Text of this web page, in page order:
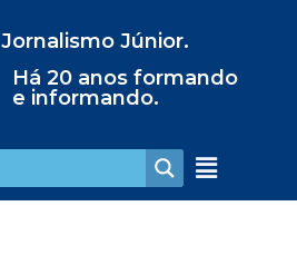
Jornalismo Júnior.
Há 20 anos formando
e informando.